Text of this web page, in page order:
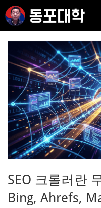
Skip
to
content
재미 동포 사업가의 실
SEO 크롤러란
Bing, Ahrefs,